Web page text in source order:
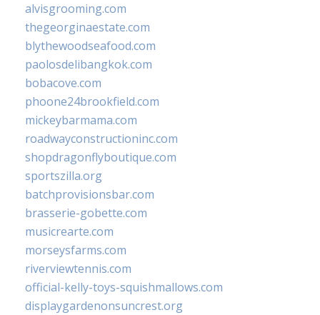
alvisgrooming.com
thegeorginaestate.com
blythewoodseafood.com
paolosdelibangkok.com
bobacove.com
phoone24brookfield.com
mickeybarmama.com
roadwayconstructioninc.com
shopdragonflyboutique.com
sportszilla.org
batchprovisionsbar.com
brasserie-gobette.com
musicrearte.com
morseysfarms.com
riverviewtennis.com
official-kelly-toys-squishmallows.com
displaygardenonsuncrest.org